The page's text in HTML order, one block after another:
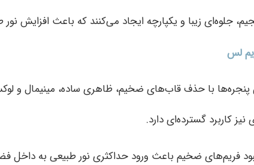
جلوه‌ای زیبا و یکپارچه ایجاد می‌کنند که باعث افزایش
لس
پنجره‌ها با حذف قاب‌های ضخیم، ظاهری ساده، مینیمال و
کاربرد گسترده‌ای دارد.
فریم‌های ضخیم باعث ورود حداکثری نور طبیعی به